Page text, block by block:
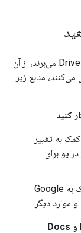
برای اطمینان از اینکه کاربران شما بیشترین بهره را از Drive می‌برند، از آن
منابع زیر
کنید
به تغییر
برای
- برای کمک به Google